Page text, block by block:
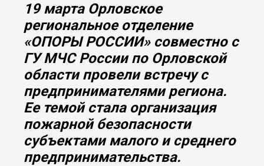
19 марта Орловское
региональное отделение
«ОПОРЫ РОССИИ» совместно с
ГУ МЧС России по Орловской
области провели встречу с
предпринимателями региона.
Ее темой стала организация
пожарной безопасности
субъектами малого и среднего
предпринимательства.